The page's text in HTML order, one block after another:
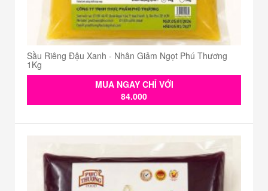
Sầu Riêng Đậu Xanh - Nhân Giảm Ngọt Phú Thương
1Kg
MUA NGAY CHỈ VỚI
84.000